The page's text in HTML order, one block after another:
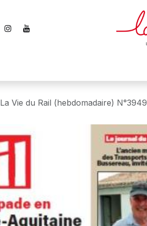
La Vie du Rail (hebdomadaire) N°3949